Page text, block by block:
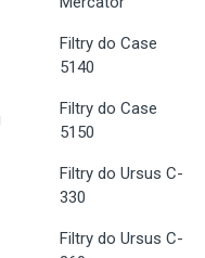
Filtry do Case
5140
Filtry do Case
5150
Filtry do Ursus C-
330
Filtry do Ursus C-